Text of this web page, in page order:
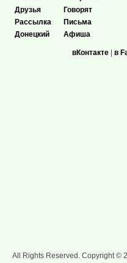
Друзья
Рассылка
Донецкий
Говорят
Письма
Афиша
вКонтакте | в
All Rights Reserved. Copyright ©